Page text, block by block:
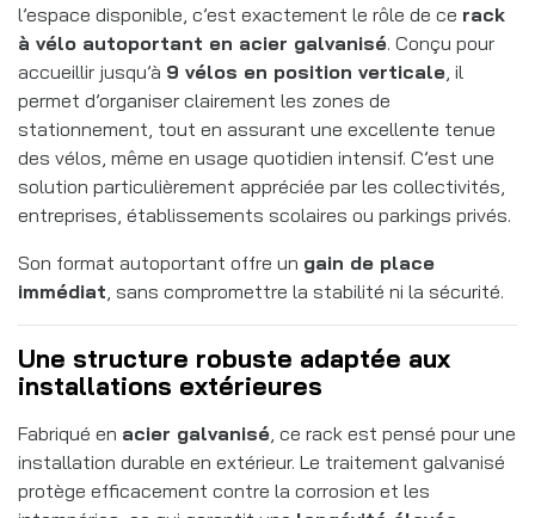
l’espace disponible, c’est exactement le rôle de ce rack
à vélo autoportant en acier galvanisé. Conçu pour
accueillir jusqu’à 9 vélos en position verticale , il
permet d’organiser clairement les zones de
stationnement, tout en assurant une excellente tenue
des vélos, même en usage quotidien intensif. C’est une
solution particulièrement appréciée par les collectivités,
entreprises, établissements scolaires ou parkings privés.
Son format autoportant offre un gain de place
immédiat , sans compromettre la stabilité ni la sécurité.
Une structure robuste adaptée aux
installations extérieures
Fabriqué en acier galvanisé , ce rack est pensé pour une
installation durable en extérieur. Le traitement galvanisé
protège efficacement contre la corrosion et les